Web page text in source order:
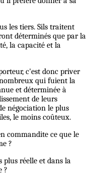
les tiers. Sils traitent
déterminés que par la
la capacité et la
c'est donc priver
qui fuient la
et déterminée à
de leurs
négociation le plus
le moins coûteux.
commandite ce que le
?
plus réelle et dans la
?